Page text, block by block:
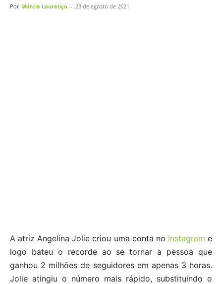
Por Márcia Lourenço - 23 de agosto de 2021
A atriz Angelina Jolie criou uma conta no Instagram e
logo bateu o recorde ao se tornar a pessoa que
ganhou 2 milhões de seguidores em apenas 3 horas.
Jolie atingiu o número mais rápido, substituindo o